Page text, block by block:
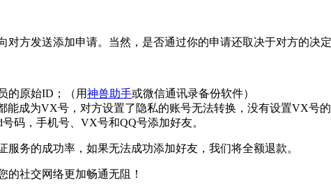
方发送添加申请。当然，是否通过你的申请还取决于对方的决定
的原始ID；（用神兽助手或微信通讯录备份软件）
成为VX号，对方设置了隐私的账号无法转换，没有设置VX号的
码，手机号、VX号和QQ号添加好友。
务的成功率，如果无法成功添加好友，我们将全额退款。
社交网络更加畅通无阻！